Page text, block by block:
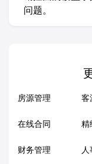
问题。
房源管理 客
在线合同 精
财务管理